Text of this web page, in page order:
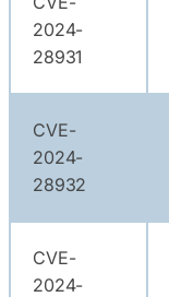
2024-
28931
CVE-
2024-
28932
CVE-
2024-